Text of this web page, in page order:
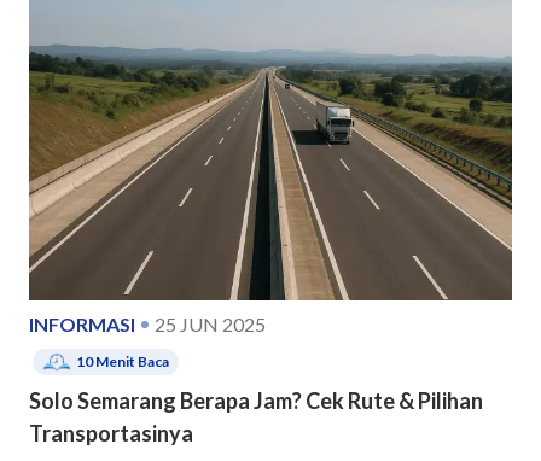
INFORMASI 25 JUN 2025
10Menit Baca
Solo Semarang Berapa Jam? Cek Rute & Pilihan
Transportasinya